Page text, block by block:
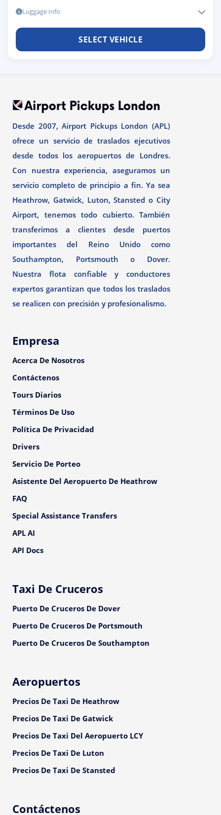
Luggage Info
SELECT VEHICLE
Desde 2007, Airport Pickups London (APL)
ofrece un servicio de traslados ejecutivos
desde todos los aeropuertos de Londres.
Con nuestra experiencia, aseguramos un
servicio completo de principio a fin. Ya sea
Heathrow, Gatwick, Luton, Stansted o City
Airport, tenemos todo cubierto. También
transferimos a clientes desde puertos
importantes del Reino Unido como
Southampton, Portsmouth o Dover.
Nuestra flota confiable y conductores
expertos garantizan que todos los traslados
se realicen con precisión y profesionalismo.
Empresa
Acerca De Nosotros
Contáctenos
Tours Diarios
Términos De Uso
Política De Privacidad
Drivers
Servicio De Porteo
Asistente Del Aeropuerto De Heathrow
FAQ
Special Assistance Transfers
APL AI
API Docs
Taxi De Cruceros
Puerto De Cruceros De Dover
Puerto De Cruceros De Portsmouth
Puerto De Cruceros De Southampton
Aeropuertos
Precios De Taxi De Heathrow
Precios De Taxi De Gatwick
Precios De Taxi Del Aeropuerto LCY
Precios De Taxi De Luton
Precios De Taxi De Stansted
Contáctenos